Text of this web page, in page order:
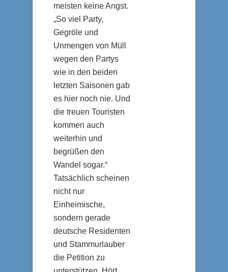
meisten keine Angst.
„So viel Party,
Gegröle und
Unmengen von Müll
wegen den Partys
wie in den beiden
letzten Saisonen gab
es hier noch nie. Und
die treuen Touristen
kommen auch
weiterhin und
begrüßen den
Wandel sogar.“
Tatsächlich scheinen
nicht nur
Einheimische,
sondern gerade
deutsche Residenten
und Stammurlauber
die Petition zu